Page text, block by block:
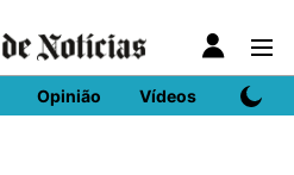
Opinião Vídeos DN